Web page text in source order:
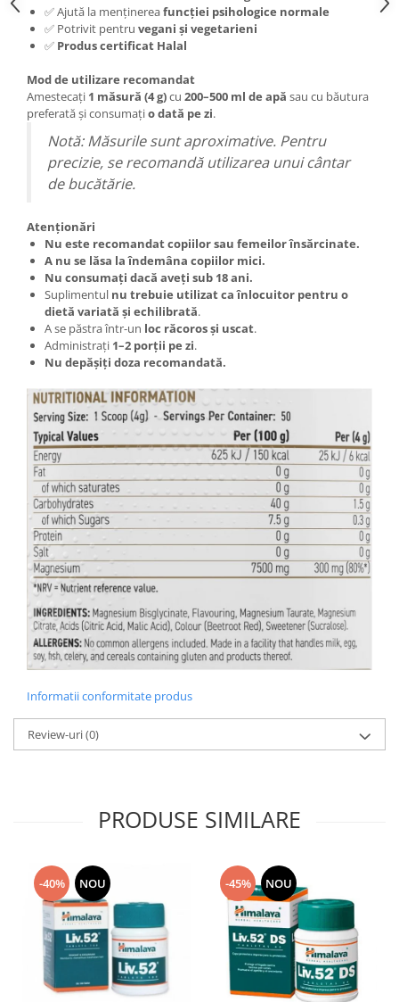
✅ Ajută la menținereafuncției psihologice normale
✅ Potrivit pentru vegani și vegetarieni
✅ Produs certificat Halal
Mod de utilizare recomandat
Amestecați 1 măsură (4 g)cu 200–500 ml de apă sau cu băutura
preferată și consumațio dată pe zi.
Notă: Măsurile sunt aproximative. Pentru
precizie, se recomandă utilizarea unui cântar
de bucătărie.
Atenționări
Nu este recomandat copiilor sau femeilor însărcinate.
A nu se lăsa la îndemâna copiilor mici.
Nu consumați dacă aveți sub 18 ani.
Suplimentul nu trebuie utilizat ca înlocuitor pentru o
dietă variată și echilibrată.
A se păstra într-un loc răcoros și uscat.
Administrați 1–2 porții pe zi.
Nu depășiți doza recomandată.
Informatii conformitate produs
Review-uri(0)
PRODUSE SIMILARE
-40% NOU -45% NOU